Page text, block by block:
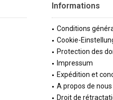
Informations
Conditions
Cookie-
Protection des
Impressum
Expédition et
A propos de nous
Droit de